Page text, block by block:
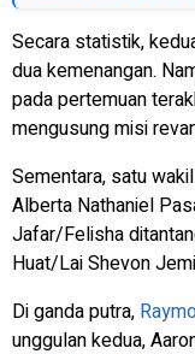
Secara statistik,
dua kemenangan.
pada pertemuan
mengusung misi
Sementara, satu
Alberta Nathaniel
Jafar/Felisha
Huat/Lai Shevon
Di ganda putra,
unggulan kedua,